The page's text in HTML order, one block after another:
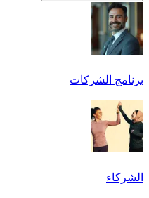
برنامج الشركات
الشركاء